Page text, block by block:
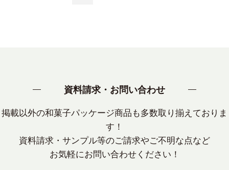
資料請求・お問い合わせ
掲載以外の和菓子パッケージ商品も多数取り揃えておりま
す！
資料請求・サンプル等のご請求やご不明な点など
お気軽にお問い合わせください！